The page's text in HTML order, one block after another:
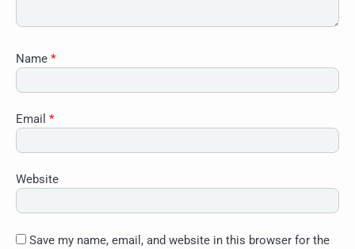
Name *
Email *
Website
Save my name, email, and website in this browser for the